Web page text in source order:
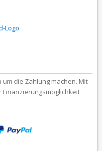
die Zahlung machen. Mit